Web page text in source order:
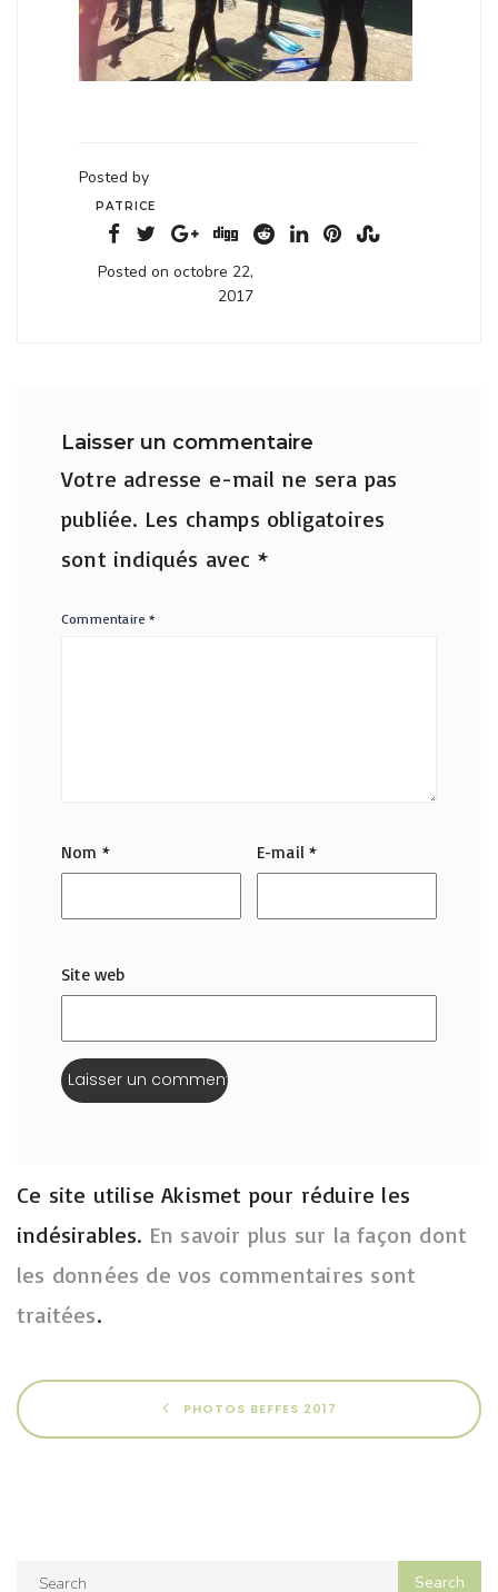
Posted by
PATRICE
Posted on octobre 22,
2017
Laisser un commentaire
Votre adresse e-mail ne sera pas
publiée. Les champs obligatoires
sont indiqués avec *
Commentaire*
Nom * E-mail*
Site web
Ce site utilise Akismet pour réduire les
indésirables. En savoir plus sur la façon dont
les données de vos commentaires sont
traitées.
PHOTOS BEFFES 2017